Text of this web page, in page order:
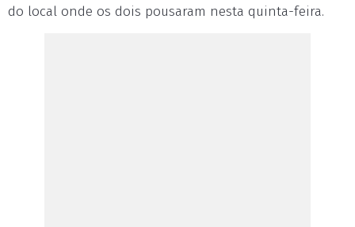
do local onde os dois pousaram nesta quinta-feira.